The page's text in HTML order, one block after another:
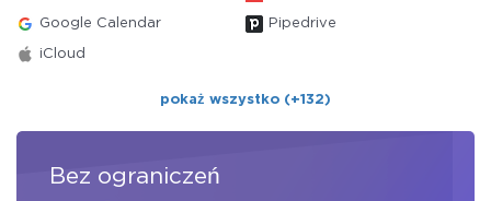
Google Calendar Pipedrive
iCloud
pokaż wszystko (+132)
Bez ograniczeń